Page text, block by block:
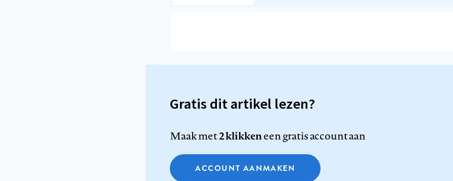
Gratis dit artikel lezen?
Maak met2 klikkeneen gratis account aan
ACCOUNT AANMAKEN